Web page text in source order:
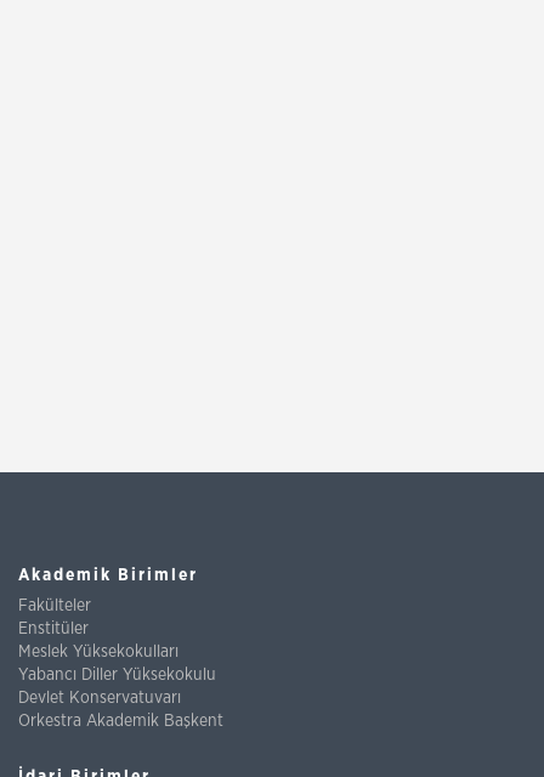
Akademik Birimler
Fakülteler
Enstitüler
Meslek Yüksekokulları
Yabancı Diller Yüksekokulu
Devlet Konservatuvarı
Orkestra Akademik Başkent